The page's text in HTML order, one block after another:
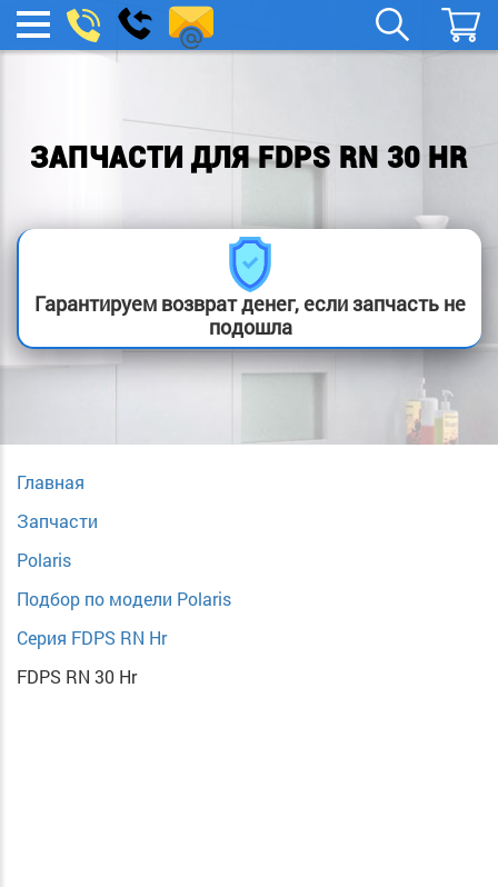
МЕНЮ
boylera@yandex.ru
Заказать
звонок
ЗАПЧАСТИ ДЛЯ FDPS RN 30 HR
Гарантируем возврат денег, если запчасть не
подошла
Главная
Запчасти
Polaris
Подбор по модели Polaris
Серия FDPS RN Hr
FDPS RN 30 Hr